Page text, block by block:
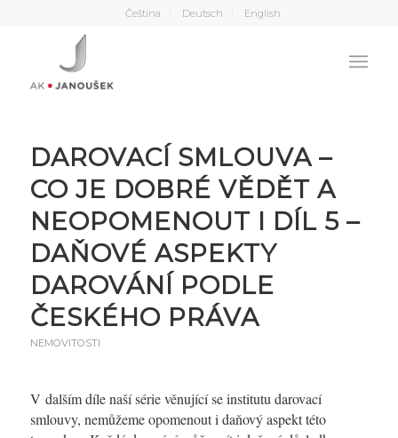
Čeština Deutsch English
DAROVACÍ SMLOUVA –
CO JE DOBRÉ VĚDĚT A
NEOPOMENOUT I DÍL 5 –
DAŇOVÉ ASPEKTY
DAROVÁNÍ PODLE
ČESKÉHO PRÁVA
NEMOVITOSTI
V dalším díle naší série věnující se institutu darovací
smlouvy, nemůžeme opomenout i daňový aspekt této